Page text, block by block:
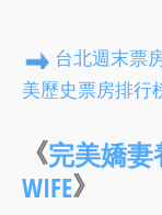
台北週末票
美歷史票房排行
《完美嬌妻
WIFE》